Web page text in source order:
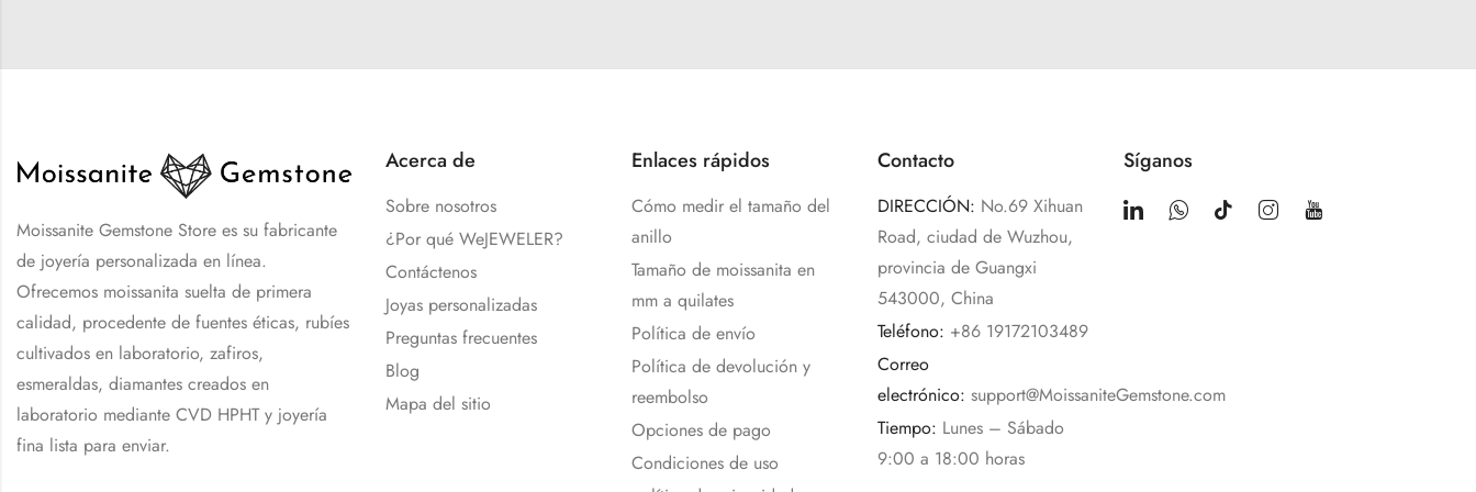
Moissanite Gemstone Store es su fabricante
de joyería personalizada en línea.
Ofrecemos moissanita suelta de primera
calidad, procedente de fuentes éticas, rubíes
cultivados en laboratorio, zafiros,
esmeraldas, diamantes creados en
laboratorio mediante CVD HPHT y joyería
fina lista para enviar.
Acerca de
Sobre nosotros
¿Por qué WeJEWELER?
Contáctenos
Joyas personalizadas
Preguntas frecuentes
Blog
Mapa del sitio
Enlaces rápidos
Cómo medir el tamaño del
anillo
Tamaño de moissanita en
mm a quilates
Política de envío
Política de devolución y
reembolso
Opciones de pago
Condiciones de uso
Contacto
DIRECCIÓN: No.69 Xihuan
Road, ciudad de Wuzhou,
provincia de Guangxi
543000, China
Teléfono: +86 19172103489
Correo
electrónico: support@MoissaniteGemstone.com
Tiempo: Lunes – Sábado
9:00 a 18:00 horas
Síganos